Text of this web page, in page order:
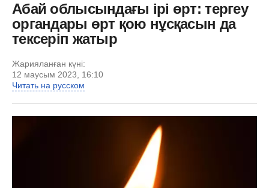
Абай облысындағы ірі өрт: тергеу
органдары өрт қою нұсқасын да
тексеріп жатыр
Жарияланған күні:
12 маусым 2023, 16:10
Читать на русском